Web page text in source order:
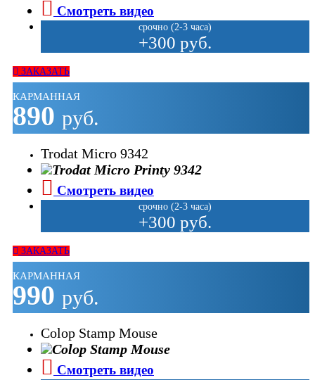
Смотреть видео
срочно (2-3 часа)
+300 руб.
ЗАКАЗАТЬ
КАРМАННАЯ
890 руб.
Trodat Micro 9342
Смотреть видео
срочно (2-3 часа)
+300 руб.
ЗАКАЗАТЬ
КАРМАННАЯ
990 руб.
Colop Stamp Mouse
Смотреть видео